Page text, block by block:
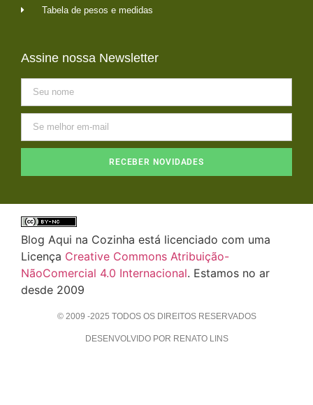
Tabela de pesos e medidas
Assine nossa Newsletter
RECEBER NOVIDADES
Blog Aqui na Cozinha está licenciado com uma
Licença Creative Commons Atribuição-
NãoComercial 4.0 Internacional. Estamos no ar
desde 2009
© 2009 -2025 TODOS OS DIREITOS RESERVADOS
DESENVOLVIDO POR RENATO LINS